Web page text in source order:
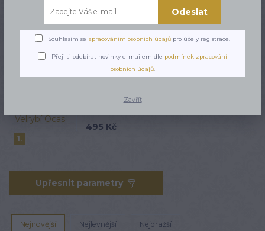
Nejprodávanější
1.
495 Kč
Upřesnit parametry
Nejnovější Nejlevnější Nejdražší
Odeslat
Souhlasím se zpracováním osobních údajů pro účely registrace.
Přeji si odebírat novinky e-mailem dle podmínek zpracování
osobních údajů.
Zavřít